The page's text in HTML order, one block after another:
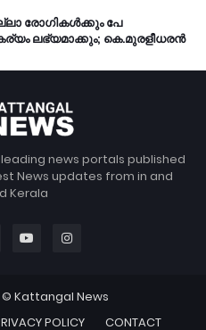
രോഗികൾക്കും പേ
ലഭ്യമാക്കും; കെ.മുരളീധരൻ
news portals published
News updates from in and
Kerala
© Kattangal News
POLICY CONTACT